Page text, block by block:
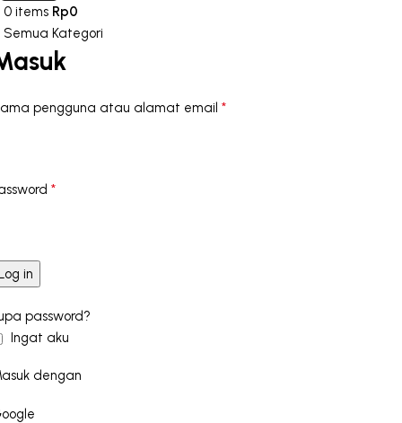
0 items Rp0
Semua Kategori
pengguna atau alamat email *
*
in
password?
Ingat aku
dengan